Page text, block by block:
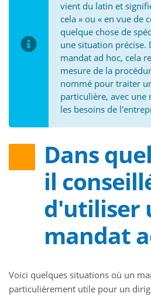
vient du latin et
cela » ou « en vue de
quelque chose de
une situation précise.
mandat ad hoc, cela
mesure de la
nommé pour traiter
particulière, avec une
les besoins de
Dans
il
d'utiliser
mandat
Voici quelques situations où un
particulièrement utile pour un